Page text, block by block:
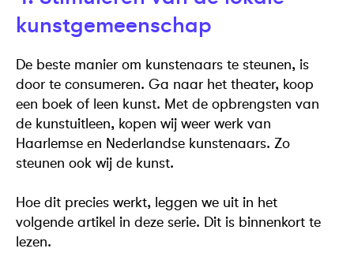
kunstgemeenschap
De beste manier om kunstenaars te steunen, is
door te consumeren. Ga naar het theater, koop
een boek of leen kunst. Met de opbrengsten van
de kunstuitleen, kopen wij weer werk van
Haarlemse en Nederlandse kunstenaars. Zo
steunen ook wij de kunst.
Hoe dit precies werkt, leggen we uit in het
volgende artikel in deze serie. Dit is binnenkort te
lezen.